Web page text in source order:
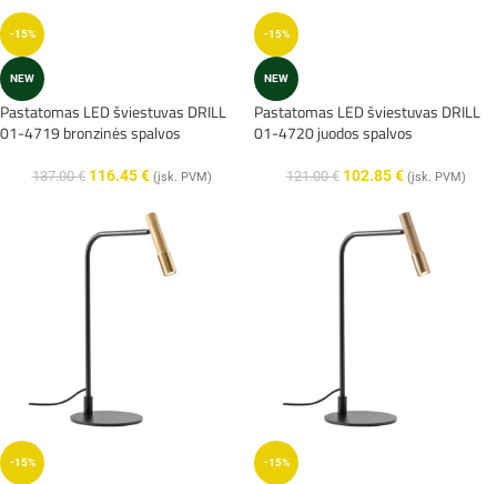
-15%
NEW
Pastatomas LED šviestuvas DRILL
01-4719 bronzinės spalvos
137.00€ 116.45€ (įsk. PVM)
-15%
NEW
Pastatomas LED šviestuvas DRILL
01-4720 juodos spalvos
121.00€ 102.85€ (įsk. PVM)
-15% -15%